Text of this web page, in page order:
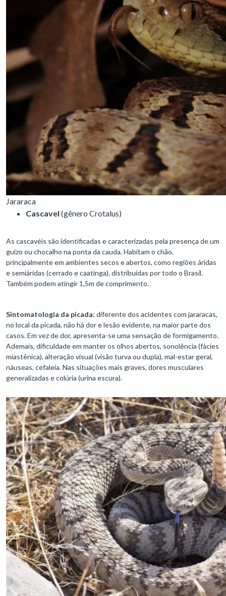
Jararaca
Cascavel (gênero Crotalus)
As cascavéis são identificadas e caracterizadas pela presença de um
guizo ou chocalho na ponta da cauda. Habitam o chão,
principalmente em ambientes secos e abertos, como regiões áridas
e semiáridas (cerrado e caatinga), distribuídas por todo o Brasil.
Também podem atingir 1,5m de comprimento.
Sintomatologia da picada: diferente dos acidentes com jararacas,
no local da picada, não há dor e lesão evidente, na maior parte dos
casos. Em vez de dor, apresenta-se uma sensação de formigamento.
Ademais, dificuldade em manter os olhos abertos, sonolência (fácies
miastênica), alteração visual (visão turva ou dupla), mal-estar geral,
náuseas, cefaleia. Nas situações mais graves, dores musculares
generalizadas e colúria (urina escura).